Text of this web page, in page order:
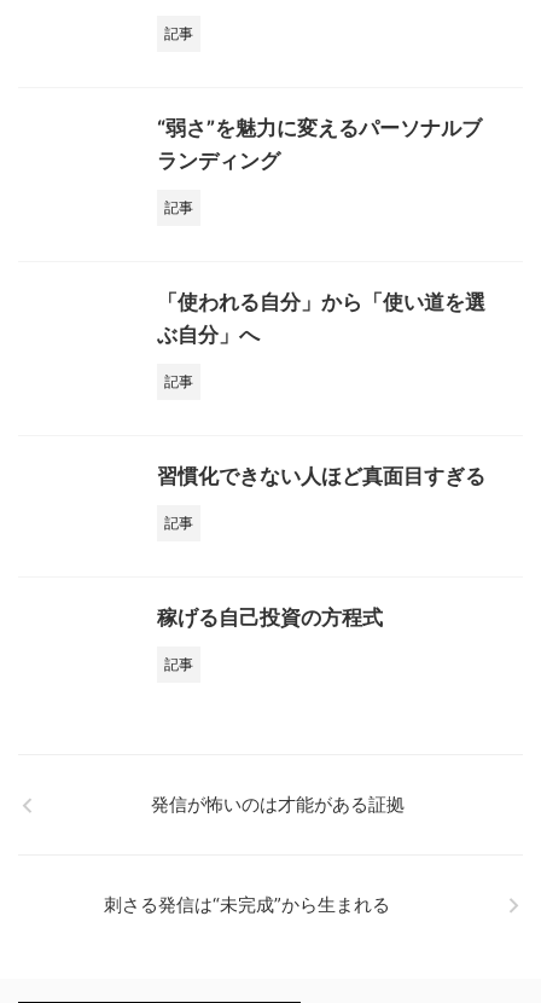
記事
“弱さ”を魅力に変えるパーソナルブ
ランディング
記事
「使われる自分」から「使い道を選
ぶ自分」へ
記事
習慣化できない人ほど真面目すぎる
記事
稼げる自己投資の方程式
記事
発信が怖いのは才能がある証拠
刺さる発信は“未完成”から生まれる